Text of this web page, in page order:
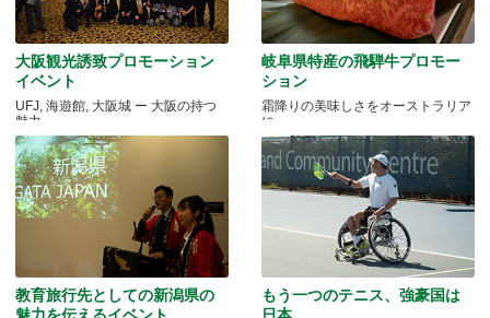
大阪観光誘致プロモーション
イベント
UFJ, 海遊館, 大阪城 ー 大阪の持つ
魅力
岐阜県特産の飛騨牛プロモー
ション
霜降りの美味しさをオーストラリア
に
教育旅行先としての新潟県の
もう一つのテニス、強豪国は